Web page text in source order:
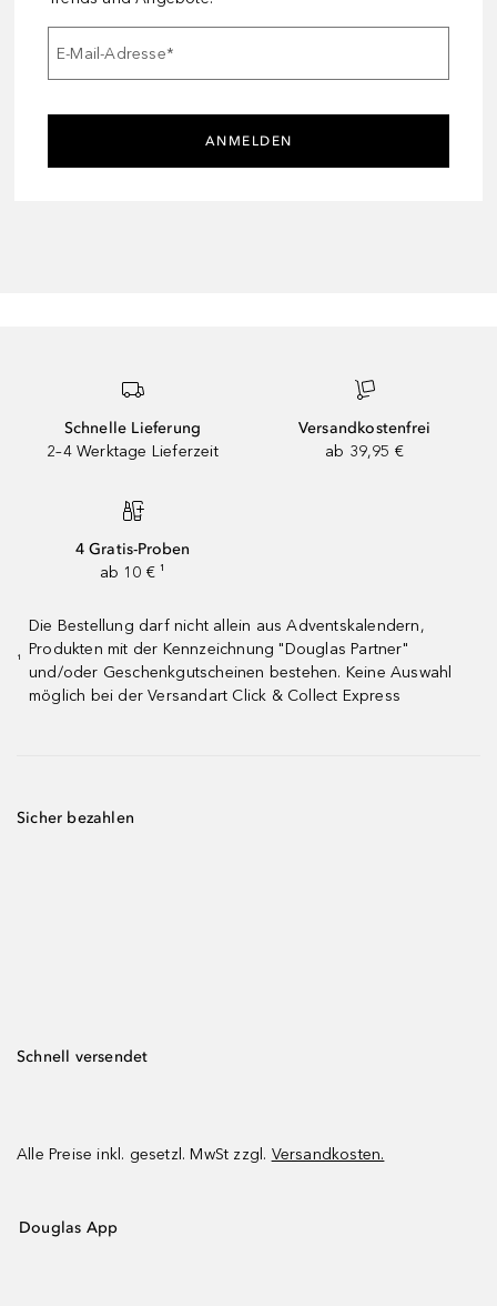
E-Mail-Adresse*
ANMELDEN
Schnelle Lieferung
2–4 Werktage Lieferzeit
Versandkostenfrei
ab 39,95 €
4 Gratis-Proben
ab 10 € ¹
¹
Die Bestellung darf nicht allein aus Adventskalendern,
Produkten mit der Kennzeichnung "Douglas Partner"
und/oder Geschenkgutscheinen bestehen. Keine Auswahl
möglich bei der Versandart Click & Collect Express
Sicher bezahlen
Schnell versendet
Alle Preise inkl. gesetzl. MwSt zzgl. Versandkosten.
Douglas App